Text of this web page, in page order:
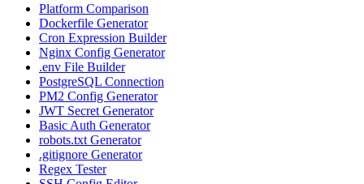
Platform Comparison
Dockerfile Generator
Cron Expression Builder
Nginx Config Generator
.env File Builder
PostgreSQL Connection
PM2 Config Generator
JWT Secret Generator
Basic Auth Generator
robots.txt Generator
.gitignore Generator
Regex Tester